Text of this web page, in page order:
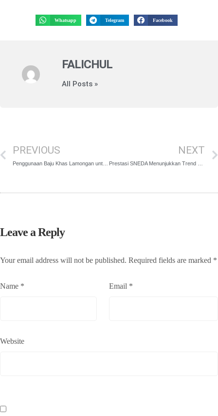
Whatsapp Telegram Facebook
FALICHUL
All Posts »
PREVIOUS NEXT
Leave a Reply
Your email address will not be published. Required fields are marked *
Name * Email *
Website